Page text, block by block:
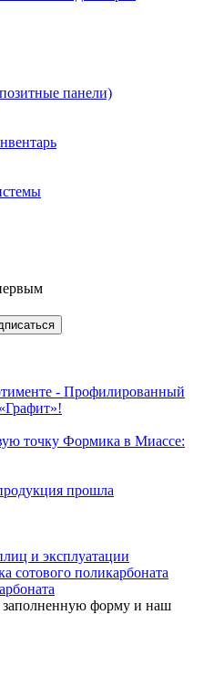
панели)
- Профилированный
точку Формика в Миассе:
прошла
и эксплуатации
сотового поликарбоната
заполненную форму и наш